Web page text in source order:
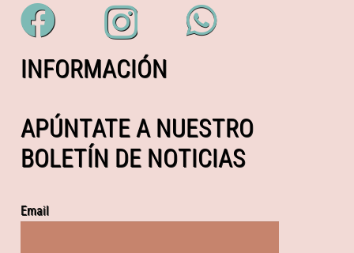
INFORMACIÓN
APÚNTATE A NUESTRO
BOLETÍN DE NOTICIAS
Email